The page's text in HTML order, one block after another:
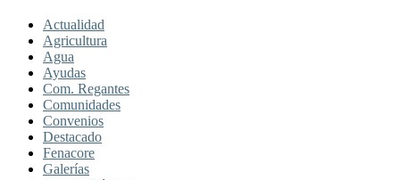
Actualidad
Agricultura
Agua
Ayudas
Com. Regantes
Comunidades
Convenios
Destacado
Fenacore
Galerías